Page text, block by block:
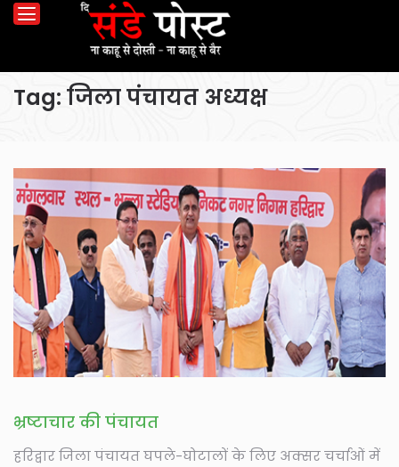
Tag: जिला पंचायत अध्यक्ष
भ्रष्टाचार की पंचायत
हरिद्वार जिला पंचायत घपले-घोटालों के लिए अक्सर चर्चाओं में